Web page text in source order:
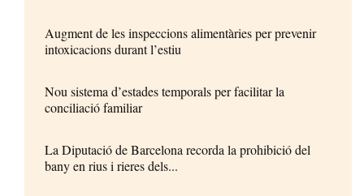
Augment de les inspeccions alimentàries per prevenir
intoxicacions durant l’estiu
Nou sistema d’estades temporals per facilitar la
conciliació familiar
La Diputació de Barcelona recorda la prohibició del
bany en rius i rieres dels...